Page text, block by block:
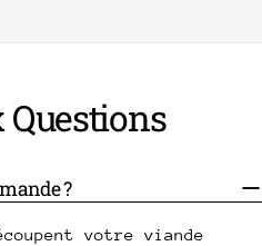
Questions
?
votre viande